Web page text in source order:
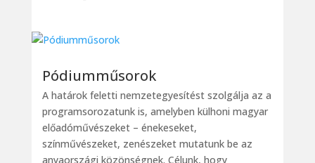
Pódiumműsorok
A határok feletti nemzetegyesítést szolgálja az a
programsorozatunk is, amelyben külhoni magyar
előadóművészeket – énekeseket,
színművészeket, zenészeket mutatunk be az
anyaországi közönségnek. Célunk, hogy